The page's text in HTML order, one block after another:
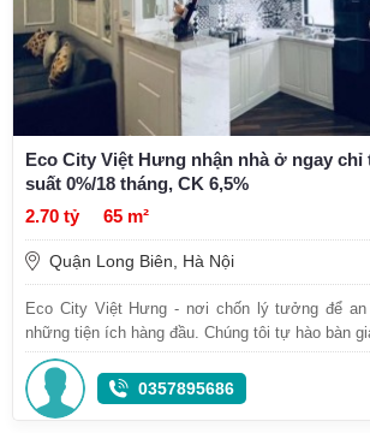
Eco City Việt Hưng nhận nhà ở ngay chỉ
suất 0%/18 tháng, CK 6,5%
2.70 tỷ
65 m²
Quận Long Biên, Hà Nội
Eco City Việt Hưng - nơi chốn lý tưởng để
những tiện ích hàng đầu. Chúng tôi tự hào bàn
0357895686